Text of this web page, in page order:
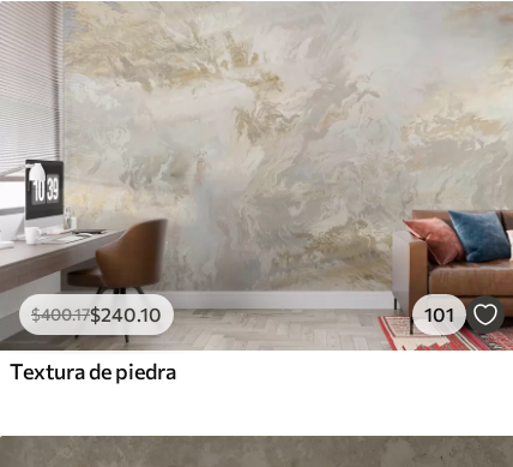
$400.17$240.10 101
Textura de piedra